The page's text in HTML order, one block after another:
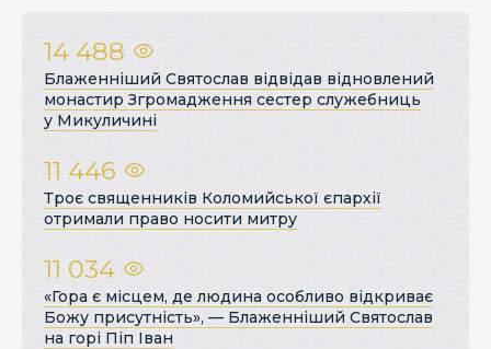
14 488
Блаженніший Святослав відвідав відновлений
монастир Згромадження сестер служебниць
у Микуличині
11 446
Троє священників Коломийської єпархії
отримали право носити митру
11 034
«Гора є місцем, де людина особливо відкриває
Божу присутність», — Блаженніший Святослав
на горі Піп Іван